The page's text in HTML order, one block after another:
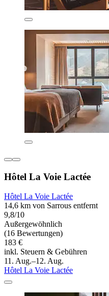
Hôtel La Voie Lactée
Hôtel La Voie Lactée
14,6 km von Sarrous entfernt
9,8/10
Außergewöhnlich
(16 Bewertungen)
183 €
inkl. Steuern & Gebühren
11. Aug.–12. Aug.
Hôtel La Voie Lactée